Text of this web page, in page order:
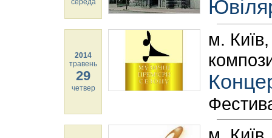
середа
2014
травень
29
четвер
м.